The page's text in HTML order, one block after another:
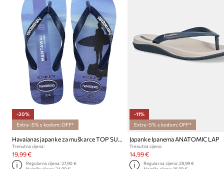
-20%
Extra -5% s kodom: OFF*
Havaianas japanke za muškarce TOP SURFER I
Trenutna cijena:
19,99 €
Regularna cijena:27,90 €
-11%
Extra -5% s kodom: OFF*
Japanke Ipanema ANATOMIC LAP
Trenutna cijena:
14,99 €
Regularna cijena: 28,99 €